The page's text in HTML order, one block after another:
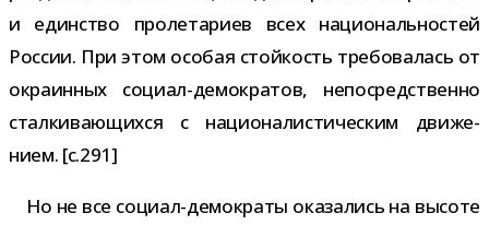
и един­ство про­ле­та­риев всех наци­о­наль­но­стей
России. При этом осо­бая стой­кость тре­бо­ва­лась от
окра­ин­ных социал-​демократов, непо­сред­ственно
стал­ки­ва­ю­щихся с наци­о­на­ли­сти­че­ским дви­же­
нием. [c.291]
Но не все социал-​демократы ока­за­лись на высоте